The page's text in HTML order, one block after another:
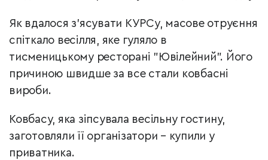
Як вдалося з'ясувати КУРСу, масове отруєння
спіткало весілля, яке гуляло в
тисменицькому ресторані "Ювілейний". Його
причиною швидше за все стали ковбасні
вироби.
Ковбасу, яка зіпсувала весільну гостину,
заготовляли її організатори – купили у
приватника.